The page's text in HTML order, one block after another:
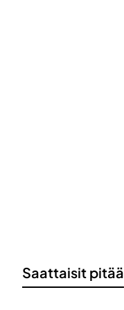
Saattaisit pitää